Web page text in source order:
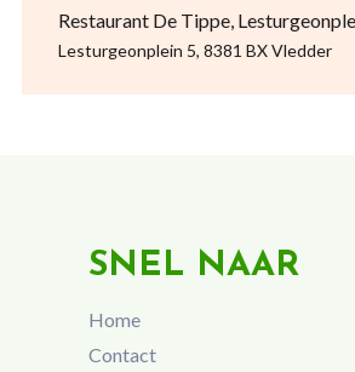
Restaurant De Tippe,
Lesturgeonplein 5, 8381 BX Vledder
SNEL NAAR
Home
Contact